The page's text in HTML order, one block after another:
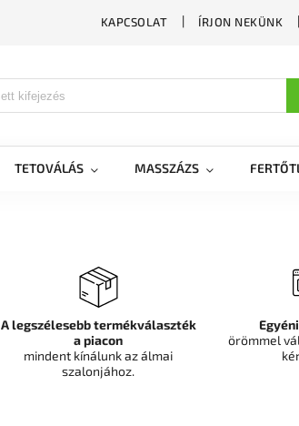
KAPCSOLAT ÍRJON NEKÜNK
TETOVÁLÁS MASSZÁZS
A legszélesebb termékválaszték
a piacon
mindent kínálunk az álmai
szalonjához.
örömmel